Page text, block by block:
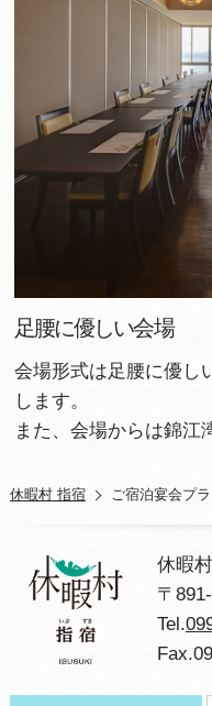
足腰に優しい会場
会場形式は足腰に優し
します。
また、会場からは錦江
休暇村 指宿 ご宿泊宴会プ
休暇
〒
Tel.